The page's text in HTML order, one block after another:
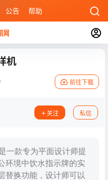
公告 帮助
机
前往下载
关注 私信
一款专为平面设计师提
环境中饮水指示牌的实
替换功能，设计师可以